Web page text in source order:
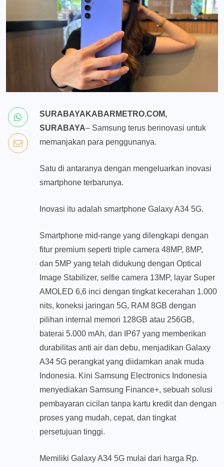
SURABAYAKABARMETRO.COM,
SURABAYA– Samsung terus berinovasi untuk
memanjakan para penggunanya.
Satu di antaranya dengan mengeluarkan inovasi
smartphone terbarunya.
Inovasi itu adalah smartphone Galaxy A34 5G.
Smartphone mid-range yang dilengkapi dengan
fitur premium seperti triple camera 48MP, 8MP,
dan 5MP yang telah didukung dengan Optical
Image Stabilizer, selfie camera 13MP, layar Super
AMOLED 6,6 inci dengan tingkat kecerahan 1.000
nits, koneksi jaringan 5G, RAM 8GB dengan
pilihan internal memori 128GB atau 256GB,
baterai 5.000 mAh, dan IP67 yang memberikan
durabilitas anti air dan debu, menjadikan Galaxy
A34 5G perangkat yang diidamkan anak muda
Indonesia. Kini Samsung Electronics Indonesia
menyediakan Samsung Finance+, sebuah solusi
pembayaran cicilan tanpa kartu kredit dan dengan
proses yang mudah, cepat, dan tingkat
persetujuan tinggi.
Memiliki Galaxy A34 5G mulai dari harga Rp.